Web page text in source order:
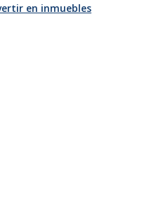
en inmuebles